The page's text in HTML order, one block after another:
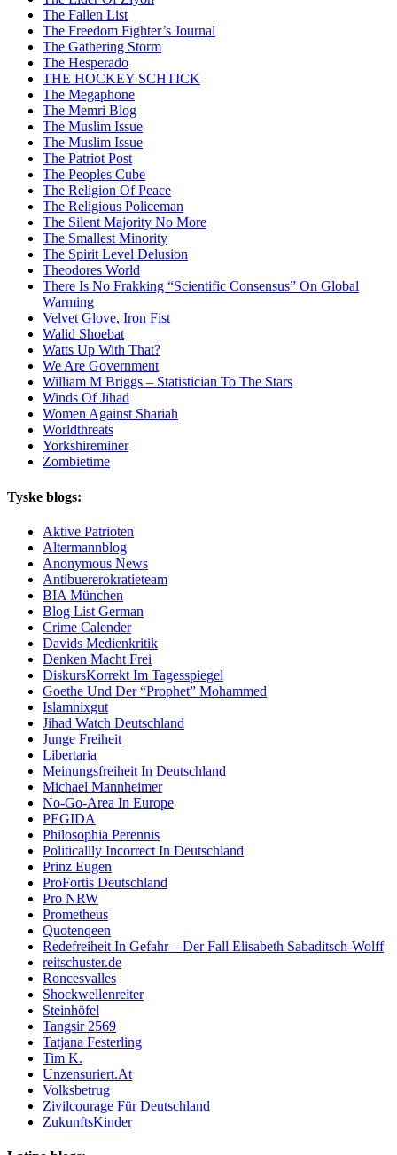
The Fallen List
The Freedom Fighter’s Journal
The Gathering Storm
The Hesperado
THE HOCKEY SCHTICK
The Megaphone
The Memri Blog
The Muslim Issue
The Muslim Issue
The Patriot Post
The Peoples Cube
The Religion Of Peace
The Religious Policeman
The Silent Majority No More
The Smallest Minority
The Spirit Level Delusion
Theodores World
There Is No Frakking “Scientific Consensus” On Global
Warming
Velvet Glove, Iron Fist
Walid Shoebat
Watts Up With That?
We Are Government
William M Briggs – Statistician To The Stars
Winds Of Jihad
Women Against Shariah
Worldthreats
Yorkshireminer
Zombietime
Tyske blogs:
Aktive Patrioten
Altermannblog
Anonymous News
Antibuererokratieteam
BIA München
Blog List German
Crime Calender
Davids Medienkritik
Denken Macht Frei
DiskursKorrekt Im Tagesspiegel
Goethe Und Der “Prophet” Mohammed
Islamnixgut
Jihad Watch Deutschland
Junge Freiheit
Libertaria
Meinungsfreiheit In Deutschland
Michael Mannheimer
No-Go-Area In Europe
PEGIDA
Philosophia Perennis
Politicallly Incorrect In Deutschland
Prinz Eugen
ProFortis Deutschland
Pro NRW
Prometheus
Quotenqeen
Redefreiheit In Gefahr – Der Fall Elisabeth Sabaditsch-Wolff
reitschuster.de
Roncesvalles
Shockwellenreiter
Steinhöfel
Tangsir 2569
Tatjana Festerling
Tim K.
Unzensuriert.At
Volksbetrug
Zivilcourage Für Deutschland
ZukunftsKinder